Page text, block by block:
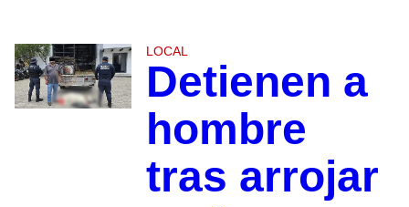
LOCAL
Detienen a
hombre
tras arrojar